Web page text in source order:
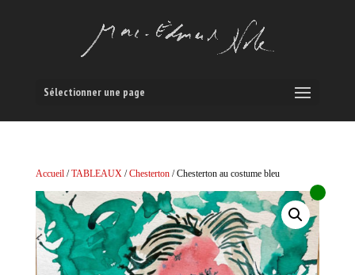
Sélectionner une page
Accueil/TABLEAUX/Chesterton/ Chesterton au costume bleu